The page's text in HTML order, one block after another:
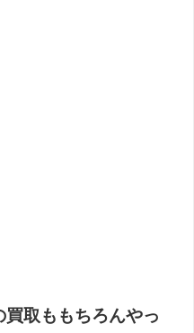
取ももちろんやっ